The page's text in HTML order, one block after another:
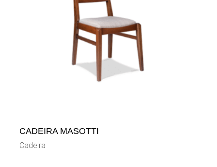
CADEIRA MASOTTI
Cadeira